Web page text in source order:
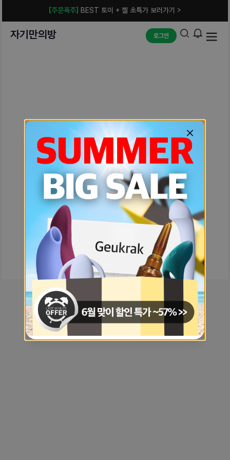
[주문폭주] BEST 토이 + 젤 초특가 보러가기 >
자기만의방 로그인
예상치 못한 에러입니다.